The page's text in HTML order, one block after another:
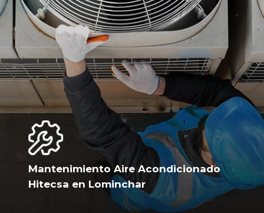
Mantenimiento Aire Acondicionado
Hitecsa en Lominchar